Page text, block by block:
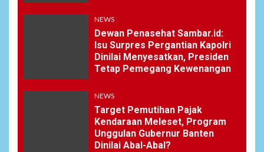
NEWS
Dewan Penasehat Sambar.id:
Isu Surpres Pergantian Kapolri
Dinilai Menyesatkan, Presiden
Tetap Pemegang Kewenangan
NEWS
Target Pemutihan Pajak
Kendaraan Meleset, Program
Unggulan Gubernur Banten
Dinilai Abal-Abal?